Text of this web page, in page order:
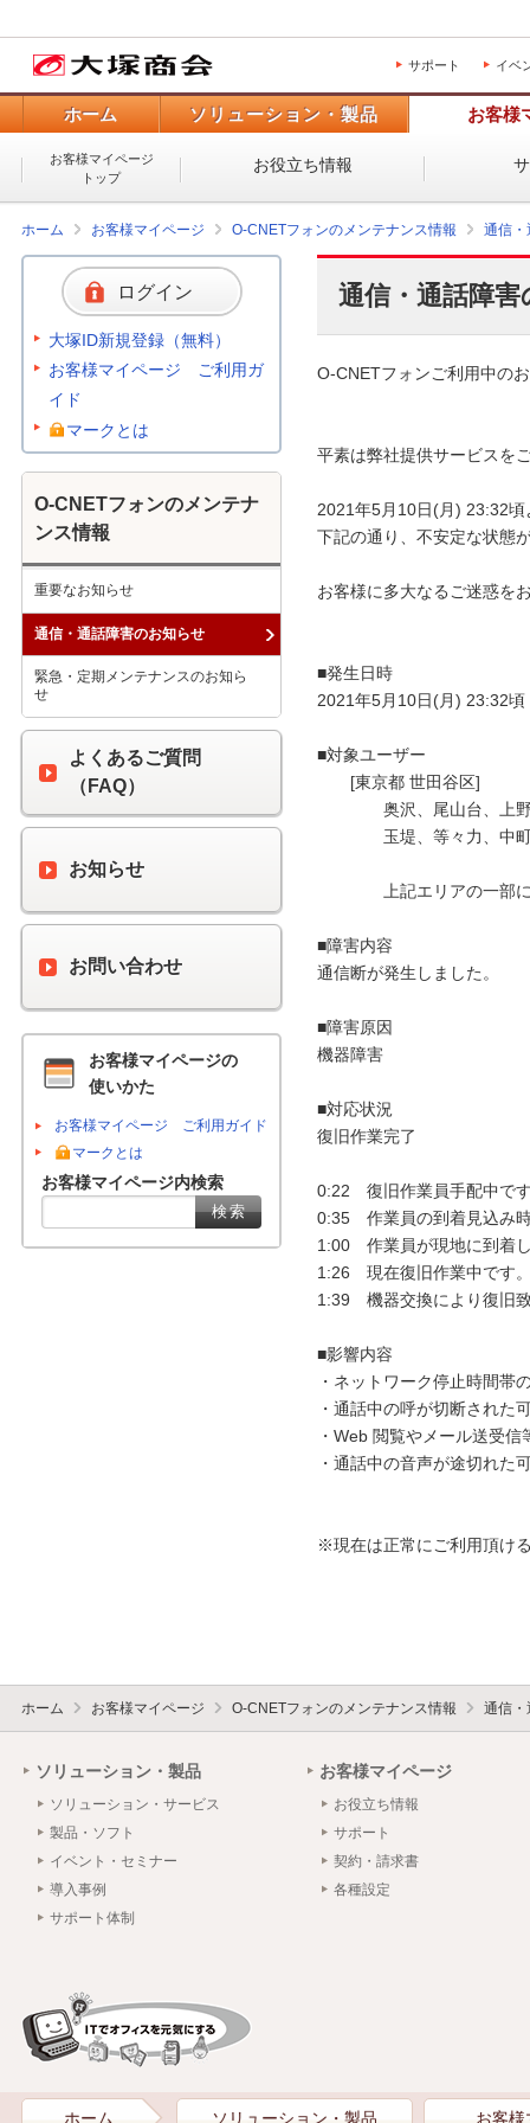
サポート イベ
ホーム ソリューション・製品 お客様
お客様マイページ
トップ
お役立ち情報
ホーム お客様マイページ O-CNETフォンのメンテナンス情報 通信・
通信・通話障
O-CNETフォンご利用中の
平素は弊社提供サービスを
2021年5月10日(月) 23:32
下記の通り、不安定な状態
お客様に多大なるご迷惑を
■発生日時
2021年5月10日(月) 23:32
■対象ユーザー
[東京都 世田谷区]
奥沢、尾山台、上野毛
玉堤、等々力、中町
上記エリアの一部にお
■障害内容
通信断が発生しました。
■障害原因
機器障害
■対応状況
復旧作業完了
0:22　復旧作業員手配中で
0:35　作業員の到着見込み
1:00　作業員が現地に到着
1:26　現在復旧作業中です
1:39　機器交換により復旧
■影響内容
・ネットワーク停止時間帯
・通話中の呼が切断された
・Web 閲覧やメール送受
・通話中の音声が途切れた
※現在は正常にご利用頂け
ログイン
大塚ID新規登録（無料）
お客様マイページ ご利用ガ
イド
マークとは
O-CNETフォンのメンテナ
ンス情報
重要なお知らせ
通信・通話障害のお知らせ
緊急・定期メンテナンスのお知ら
せ
よくあるご質問
（FAQ）
お知らせ
お問い合わせ
お客様マイページの
使いかた
お客様マイページ ご利用ガイド
マークとは
お客様マイページ内検索
ホーム お客様マイページ O-CNETフォンのメンテナンス情報 通信・
ソリューション・製品
ソリューション・サービス
製品・ソフト
イベント・セミナー
導入事例
サポート体制
お客様マイページ
お役立ち情報
サポート
契約・請求書
各種設定
ホーム ソリューション・製品 お客様